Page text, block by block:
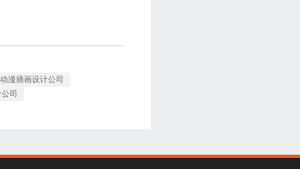
漫插画设计公司
司